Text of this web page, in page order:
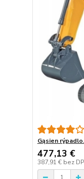
Gąsien
477,13 €
387,91 € bez